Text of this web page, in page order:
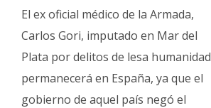
El ex oficial médico de la Armada,
Carlos Gori, imputado en Mar del
Plata por delitos de lesa humanidad
permanecerá en España, ya que el
gobierno de aquel país negó el